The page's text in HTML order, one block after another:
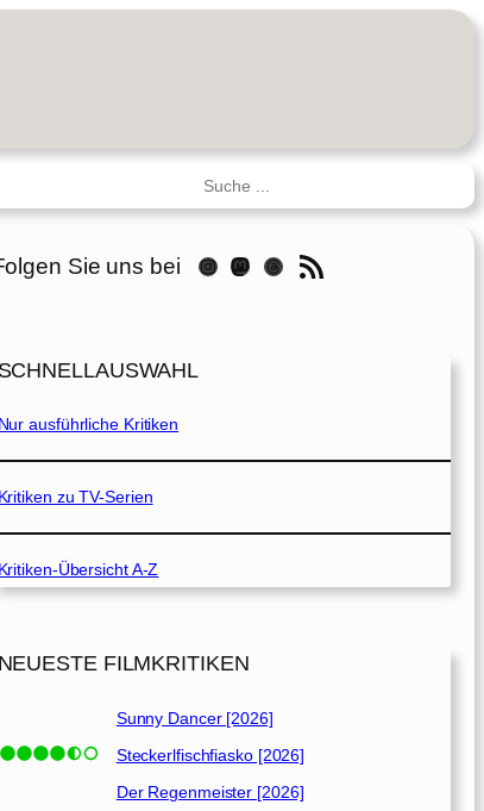
Suchen
Sie uns bei Instagram Mastodon Threads RSS-Feed
SCHNELLAUSWAHL
Nur ausführliche Kritiken
Kritiken zu TV-Serien
Kritiken-Übersicht A-Z
NEUESTE FILMKRITIKEN
Sunny Dancer [2026]
Steckerlfischfiasko [2026]
Der Regenmeister [2026]